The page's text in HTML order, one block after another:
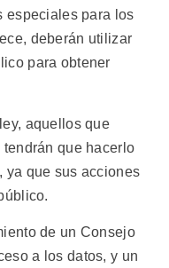
especiales para los
deberán utilizar
para obtener
aquellos que
que hacerlo
ya que sus acciones
de un Consejo
a los datos, y un